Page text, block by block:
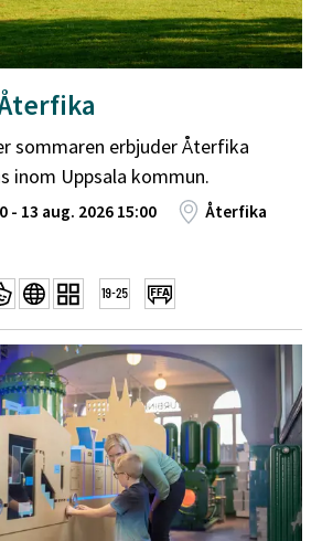
sommaren erbjuder Återfika
inom Uppsala kommun.
- 13 aug. 2026 15:00
Återfika